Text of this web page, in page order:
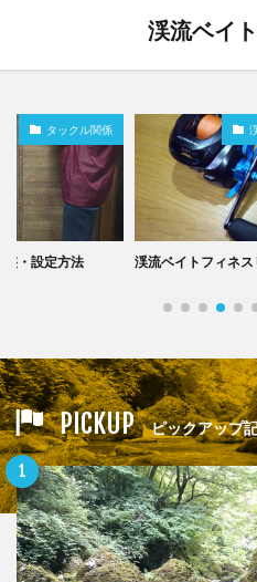
渓流ベイ
渓流ベイトフィネス
スリールの糸巻き量
トラウトルアーの
PICKUP ピックアップ